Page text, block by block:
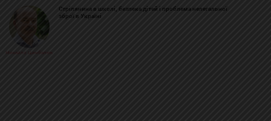
Михайло Цимбалюк
Стрілянина в школі, безпека дітей і проблема нелегальної
зброї в Україні